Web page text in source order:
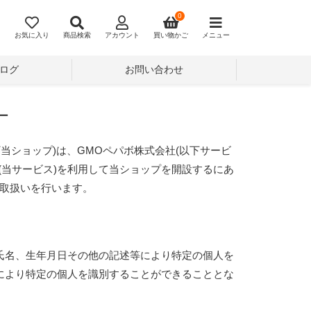
お気に入り 商品検索 アカウント 買い物かご
0
メニュー
グ お問い合わせ
ショップ)は、 GMOペパボ株式会社(以下サービ
サービス)を利用して当ショップを開設するにあ
扱いを行います。
、生年月日その他の記述等により特定の個人を
り特定の個人を識別することができることとな